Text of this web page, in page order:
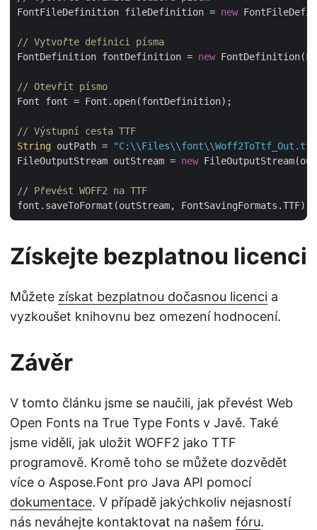
FontFileDefinition fileDefinition = new
// Vytvořte definici písma
FontDefinition fontDefinition = new
// Otevřít písmo
Font font = Font.open(fontDefinition);
// Výstupní cesta TTF
String outPath =
FileOutputStream outStream = new
// Převést WOFF2 na TTF
Získejte bezplatnou licenci
Můžete získat bezplatnou dočasnou licenci a
vyzkoušet knihovnu bez omezení hodnocení.
Závěr
V tomto článku jsme se naučili, jak převést Web
Open Fonts na True Type Fonts v Javě. Také
jsme viděli, jak uložit WOFF2 jako TTF
programově. Kromě toho se můžete dozvědět
více o Aspose.Font pro Java API pomocí
dokumentace. V případě jakýchkoliv nejasností
nás neváhejte kontaktovat na našem fóru.